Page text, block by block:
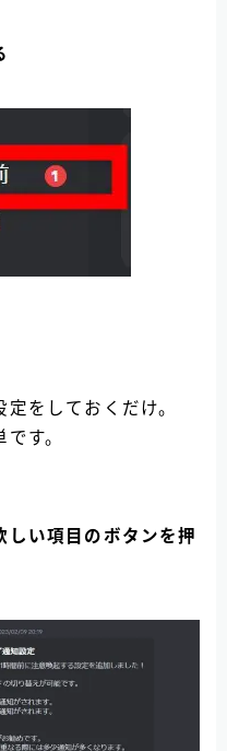
をしておくだけ。
す。
しい項目のボタンを押